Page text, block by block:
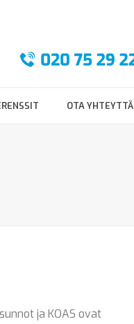
OTA YHTEYTTÄ
ja KOAS ovat